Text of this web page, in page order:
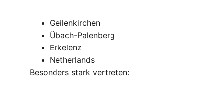
Geilenkirchen
Übach-Palenberg
Erkelenz
Netherlands
Besonders stark vertreten: